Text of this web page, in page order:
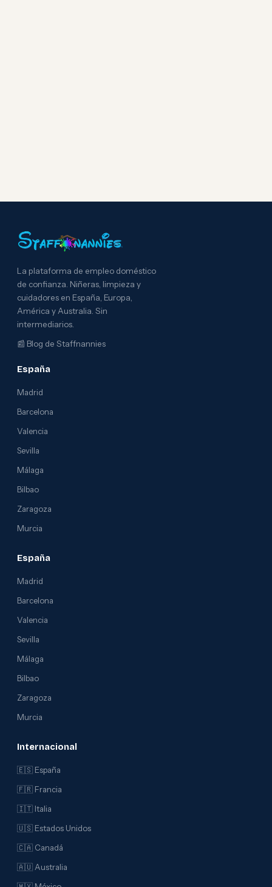
La plataforma de empleo doméstico
de confianza. Niñeras, limpieza y
cuidadores en España, Europa,
América y Australia. Sin
intermediarios.
📰 Blog de Staffnannies
España
Madrid
Barcelona
Valencia
Sevilla
Málaga
Bilbao
Zaragoza
Murcia
España
Madrid
Barcelona
Valencia
Sevilla
Málaga
Bilbao
Zaragoza
Murcia
Internacional
🇪🇸 España
🇫🇷 Francia
🇮🇹 Italia
🇺🇸 Estados Unidos
🇨🇦 Canadá
🇦🇺 Australia